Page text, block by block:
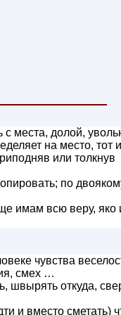
с места, долой,
на место, тот
или толкнув
по
имам всю веру, яко
чувства
смех …
швырять откуда,
и вместо сметать)